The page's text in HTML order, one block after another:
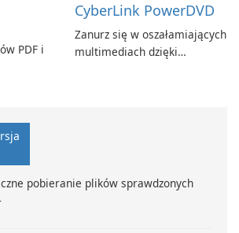
PDF i
CyberLink PowerDVD
Zanurz się w oszałamiających
multimediach dzięki
pobieranie plików sprawdzonych